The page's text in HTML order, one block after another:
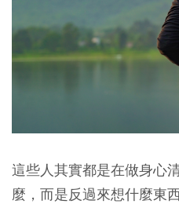
這些人其實都是在做身心
麼，而是反過來想什麼東